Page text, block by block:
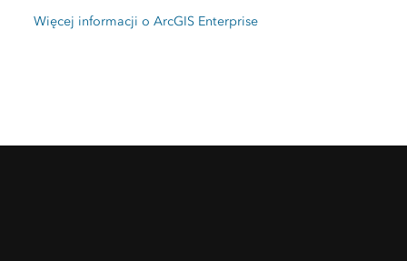
Więcej informacji o ArcGIS Enterprise